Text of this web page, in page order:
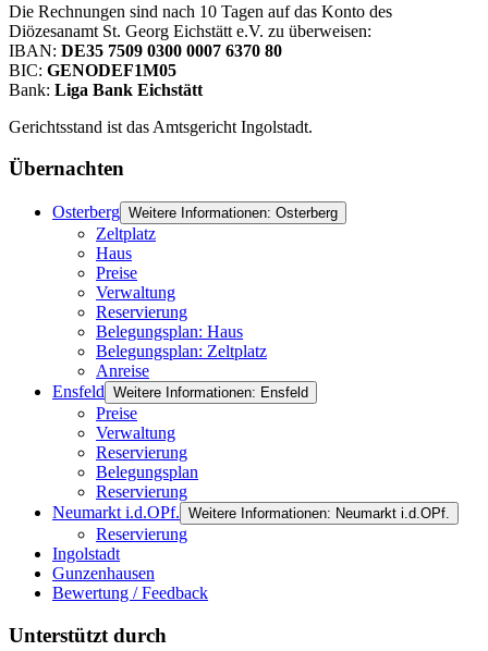
Die Rechnungen sind nach 10 Tagen auf das Konto des
Diözesanamt St. Georg Eichstätt e.V. zu überweisen:
IBAN: DE35 7509 0300 0007 6370 80
BIC: GENODEF1M05
Bank: Liga Bank Eichstätt
Gerichtsstand ist das Amtsgericht Ingolstadt.
Übernachten
Osterberg Weitere Informationen: Osterberg
Zeltplatz
Haus
Preise
Verwaltung
Reservierung
Belegungsplan: Haus
Belegungsplan: Zeltplatz
Anreise
Ensfeld Weitere Informationen: Ensfeld
Preise
Verwaltung
Reservierung
Belegungsplan
Reservierung
Neumarkt i.d.OPf. Weitere Informationen: Neumarkt i.d.OPf.
Reservierung
Ingolstadt
Gunzenhausen
Bewertung / Feedback
Unterstützt durch